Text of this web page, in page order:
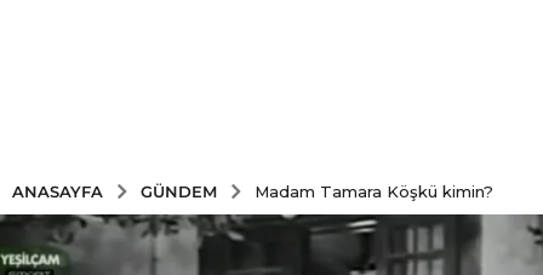
ANASAYFA GÜNDEM Madam Tamara Köşkü kimin?